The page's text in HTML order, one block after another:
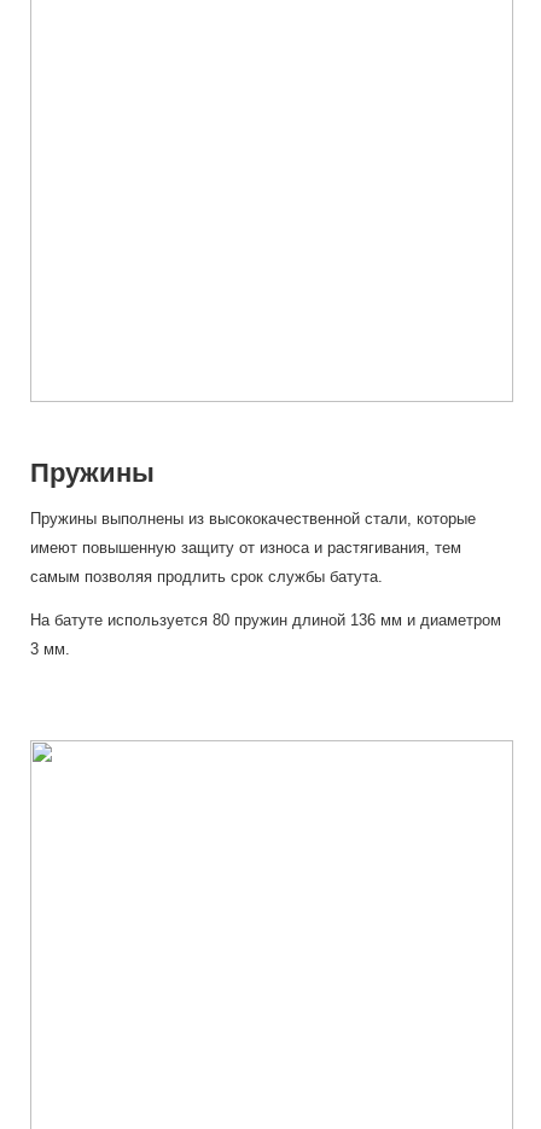
Пружины
Пружины выполнены из высококачественной стали, которые
имеют повышенную защиту от износа и растягивания, тем
самым позволяя продлить срок службы батута.
На батуте используется 80 пружин длиной 136 мм и диаметром
3 мм.